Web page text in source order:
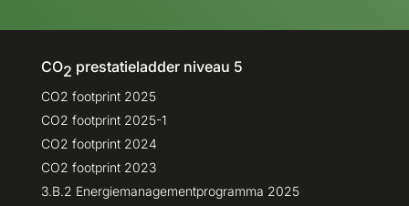
CO2 prestatieladder niveau 5
CO2 footprint 2025
CO2 footprint 2025-1
CO2 footprint 2024
CO2 footprint 2023
3.B.2 Energiemanagementprogramma 2025